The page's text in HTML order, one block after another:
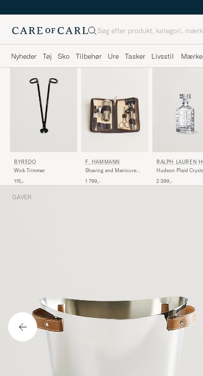
Søg
Nyheder Tøj Sko Tilbehør Ure Tasker Livsstil
BYREDO
Wick Trimmer
115,-
F. HAMMANN
Shaving and Manicure
1 799,-
RALPH LAUREN
Hudson Plaid
2 399,-
GAVER